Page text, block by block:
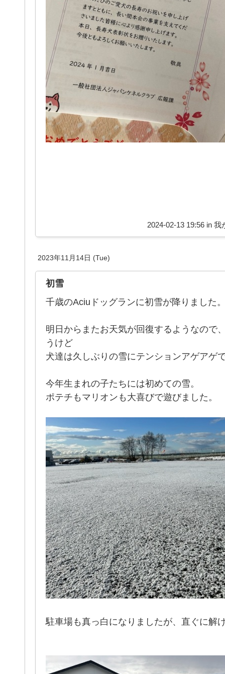
2024-02-13 19:56 in 我
2023年11月14日 (Tue)
初雪
千歳のAciuドッグランに初雪が降りました
明日からまたお天気が回復するようなので
うけど
犬達は久しぶりの雪にテンションアゲアゲ
今年生まれの子たちには初めての雪。
ポテチもマリオンも大喜びで遊びました。
駐車場も真っ白になりましたが、直ぐに解